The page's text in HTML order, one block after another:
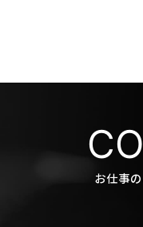
お仕事